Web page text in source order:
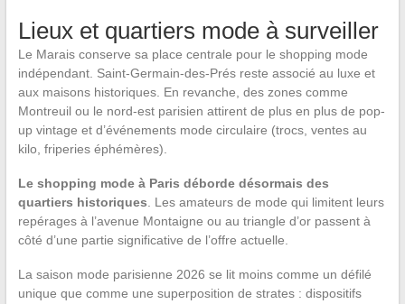
Lieux et quartiers mode à surveiller
Le Marais conserve sa place centrale pour le shopping mode
indépendant. Saint-Germain-des-Prés reste associé au luxe et
aux maisons historiques. En revanche, des zones comme
Montreuil ou le nord-est parisien attirent de plus en plus de pop-
up vintage et d’événements mode circulaire (trocs, ventes au
kilo, friperies éphémères).
Le shopping mode à Paris déborde désormais des
quartiers historiques. Les amateurs de mode qui limitent leurs
repérages à l’avenue Montaigne ou au triangle d’or passent à
côté d’une partie significative de l’offre actuelle.
La saison mode parisienne 2026 se lit moins comme un défilé
unique que comme une superposition de strates : dispositifs